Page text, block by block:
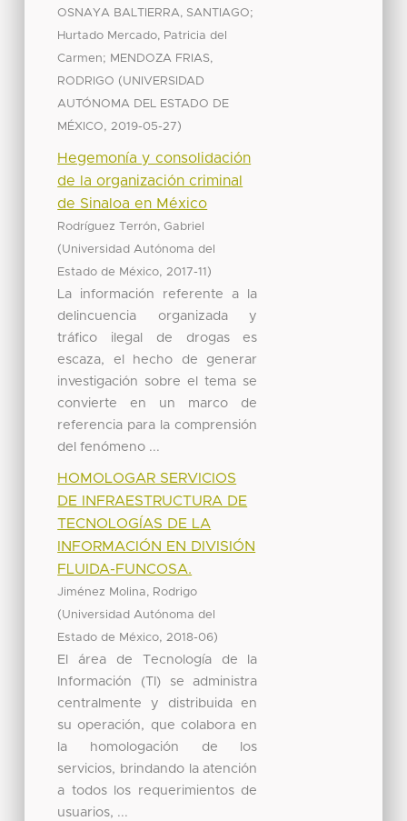
OSNAYA BALTIERRA, SANTIAGO;
Hurtado Mercado, Patricia del
Carmen; MENDOZA FRIAS,
RODRIGO (UNIVERSIDAD
AUTÓNOMA DEL ESTADO DE
MÉXICO, 2019-05-27)
Hegemonía y consolidación
de la organización criminal
de Sinaloa en México
Rodríguez Terrón, Gabriel
(Universidad Autónoma del
Estado de México, 2017-11 )
La información referente a la
delincuencia organizada y
tráfico ilegal de drogas es
escaza, el hecho de generar
investigación sobre el tema se
convierte en un marco de
referencia para la comprensión
del fenómeno ...
HOMOLOGAR SERVICIOS
DE INFRAESTRUCTURA DE
TECNOLOGÍAS DE LA
INFORMACIÓN EN DIVISIÓN
FLUIDA-FUNCOSA.
Jiménez Molina, Rodrigo
(Universidad Autónoma del
Estado de México, 2018-06)
El área de Tecnología de la
Información (TI) se administra
centralmente y distribuida en
su operación, que colabora en
la homologación de los
servicios, brindando la atención
a todos los requerimientos de
usuarios, ...